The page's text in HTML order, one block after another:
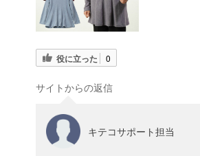
役に立った 0
サイトからの返信
キテコサポート担当